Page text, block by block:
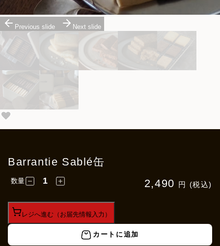
Previous slide Next slide
Barrantie Sablé缶
2,490 円 (税込)
数量
レジへ進む（お届先情報入力）
カートに追加